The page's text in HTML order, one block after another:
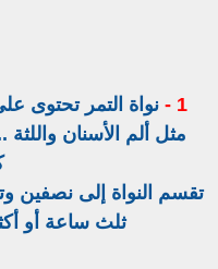
1 -
نواة التمر تحتوى
مثل ألم الأسنان واللثة
تقسم النواة إلى نصفين
ثلث ساعة أو